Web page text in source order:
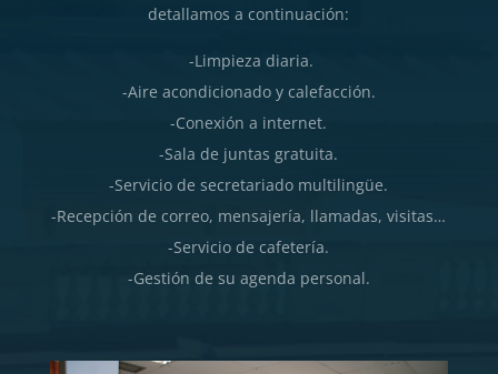
detallamos a continuación:
-Limpieza diaria.
-Aire acondicionado y calefacción.
-Conexión a internet.
-Sala de juntas gratuita.
-Servicio de secretariado multilingüe.
-Recepción de correo, mensajería, llamadas, visitas…
-Servicio de cafetería.
-Gestión de su agenda personal.